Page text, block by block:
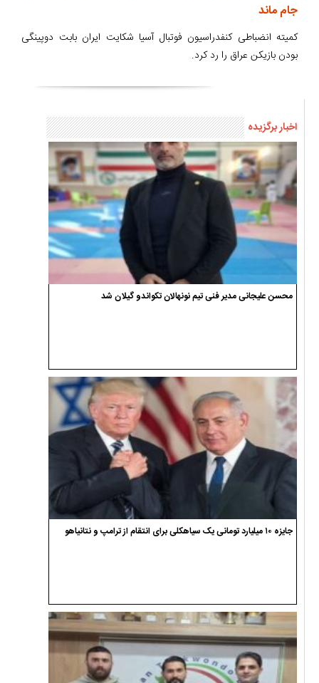
جام ماند
کمیته انضباطی کنفدراسیون فوتبال آسیا شکایت ایران بابت دوپینگی
بودن بازیکن عراق را رد کرد.
اخبار برگزیده
محسن علیجانی مدیر فنی تیم نونهالان تکواندو گیلان شد
جایزه ۱۰ میلیارد تومانی یک سیاهکلی برای انتقام از ترامپ و نتانیاهو